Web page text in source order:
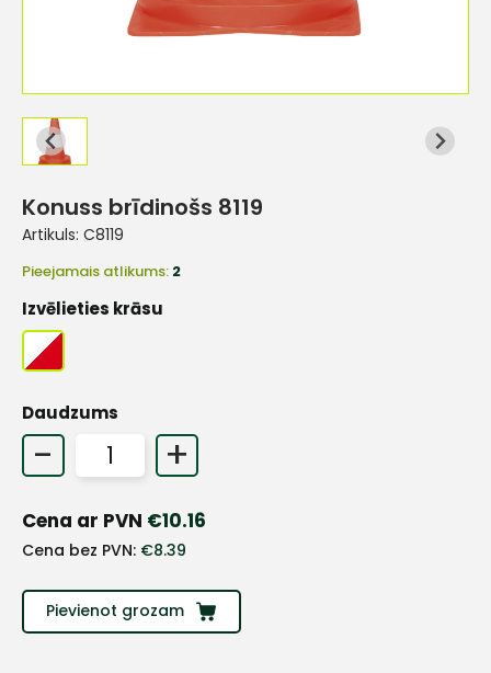
Konuss brīdinošs 8119
Artikuls: C8119
Pieejamais atlikums: 2
Izvēlieties krāsu
Daudzums
- +
Cena ar PVN €10.16
Cena bez PVN: €8.39
Pievienot grozam